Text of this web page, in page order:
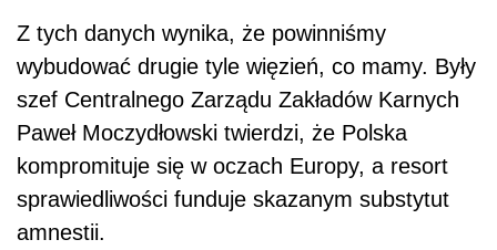
Z tych danych wynika, że powinniśmy
wybudować drugie tyle więzień, co mamy. Były
szef Centralnego Zarządu Zakładów Karnych
Paweł Moczydłowski twierdzi, że Polska
kompromituje się w oczach Europy, a resort
sprawiedliwości funduje skazanym substytut
amnestii.